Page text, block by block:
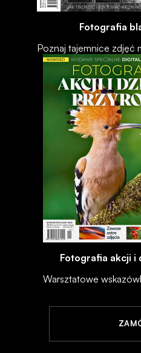
Fotografia
Poznaj tajemnice
Fotografia akcji i
Warsztatowe